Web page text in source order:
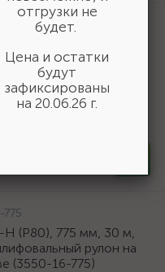
СИБИН,
25 м, диаметр -
H (Р80), 775 мм, 30 м,
рулон на
(3550-16-775)
отгрузки не
будет.
Цена и остатки
будут
зафиксированы
на 20.06.26 г.